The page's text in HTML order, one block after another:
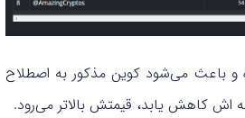
و باعث می‌شود کوین مذکور به اصطلاح
کاهش یابد، قیمتش بالاتر می‌رود.